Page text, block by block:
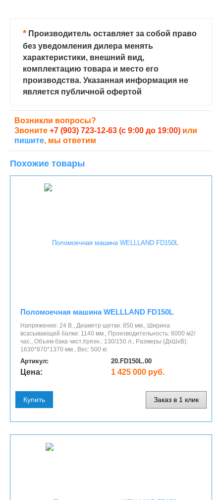
*Производитель оставляет за собой право
без уведомления дилера менять
характеристики, внешний вид,
комплектацию товара и место его
производства. Указанная информация не
является публичной офертой
Возникли вопросы?
Звоните +7 (903) 723-12-63 (с 9:00 до 19:00) или
пишите, мы ответим
Похожие товары
Поломоечная машина WELLLAND FD150L
Напряжение: 24 В., Диаметр щетки: 850 мм., Ширина
всасывающей балки: 1140 мм., Производительность: 6000 м2/
час., Объем бака чист./грязн.: 130/150 л., Размеры (ДхШхВ):
1630*870*1370 мм., Вес: 500 кг.
Артикул: 20.FD150L.00
Цена: 1 425 000 руб.
Купить Заказ в 1 клик